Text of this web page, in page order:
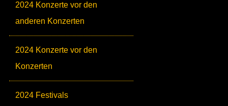
2024 Konzerte vor den
anderen Konzerten
2024 Konzerte vor den
Konzerten
2024 Festivals